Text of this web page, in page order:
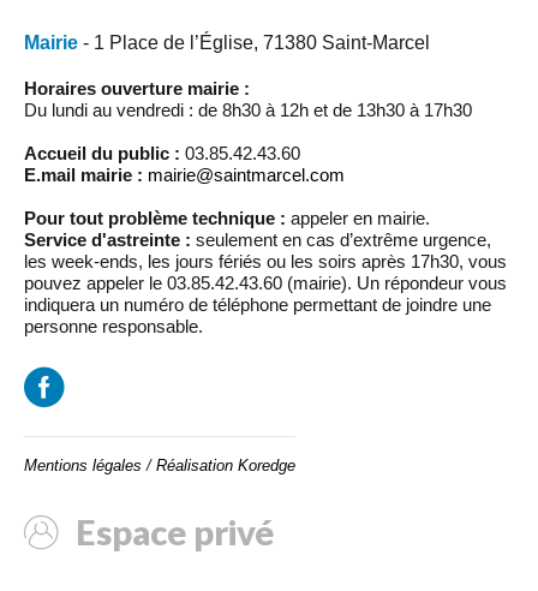
Mairie - 1 Place de l’Église, 71380 Saint-Marcel
Horaires ouverture mairie :
Du lundi au vendredi : de 8h30 à 12h et de 13h30 à 17h30
Accueil du public : 03.85.42.43.60
E.mail mairie : mairie@saintmarcel.com
Pour tout problème technique : appeler en mairie.
Service d'astreinte : seulement en cas d’extrême urgence,
les week-ends, les jours fériés ou les soirs après 17h30, vous
pouvez appeler le 03.85.42.43.60 (mairie). Un répondeur vous
indiquera un numéro de téléphone permettant de joindre une
personne responsable.
Mentions légales / Réalisation Koredge
Espace privé